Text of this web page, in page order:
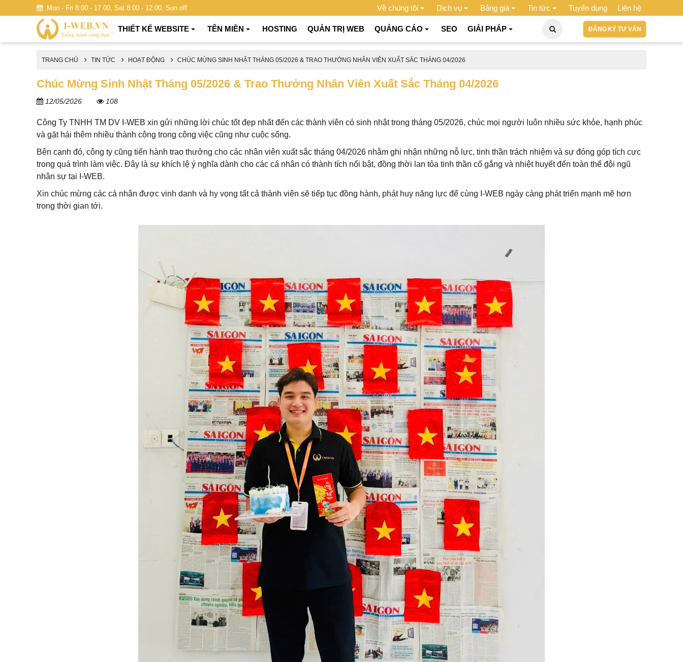
Mon - Fri 8:00 - 17:00, Sat 8:00 - 12:00, Sun off Về chúng tôi Dịch vụ Bảng giá Tin tức Tuyển dụng Liên hệ
THIẾT KẾ WEBSITE TÊN MIỀN HOSTING QUẢN TRỊ WEB QUẢNG CÁO SEO GIẢI PHÁP ĐĂNG KÝ TƯ VẤN
TRANG CHỦ TIN TỨC HOẠT ĐỘNG CHÚC MỪNG SINH NHẬT THÁNG 05/2026 & TRAO THƯỞNG NHÂN VIÊN XUẤT SẮC THÁNG 04/2026
Chúc Mừng Sinh Nhật Tháng 05/2026 & Trao Thưởng Nhân Viên Xuất Sắc Tháng 04/2026
12/05/2026 108
Công Ty TNHH TM DV I-WEB xin gửi những lời chúc tốt đẹp nhất đến các thành viên có sinh nhật trong tháng 05/2026, chúc mọi người luôn nhiều sức khỏe, hạnh phúc
và gặt hái thêm nhiều thành công trong công việc cũng như cuộc sống.
Bên cạnh đó, công ty cũng tiến hành trao thưởng cho các nhân viên xuất sắc tháng 04/2026 nhằm ghi nhận những nỗ lực, tinh thần trách nhiệm và sự đóng góp tích cực
trong quá trình làm việc. Đây là sự khích lệ ý nghĩa dành cho các cá nhân có thành tích nổi bật, đồng thời lan tỏa tinh thần cố gắng và nhiệt huyết đến toàn thể đội ngũ
nhân sự tại I-WEB.
Xin chúc mừng các cá nhân được vinh danh và hy vọng tất cả thành viên sẽ tiếp tục đồng hành, phát huy năng lực để cùng I-WEB ngày càng phát triển mạnh mẽ hơn
trong thời gian tới.